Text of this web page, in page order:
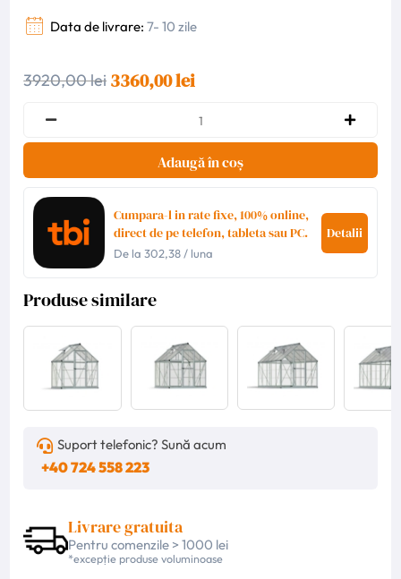
Data de livrare: 7- 10 zile
3920,00 lei 3360,00 lei
Adaugă în coș
Cumpara-l in rate fixe, 100% online,
direct de pe telefon, tableta sau PC.
De la302,38 / luna
Detalii
Produse similare
Suport telefonic? Sună acum
+40 724 558 223
Livrare gratuita
Pentru comenzile > 1000 lei
*excepție produse voluminoase